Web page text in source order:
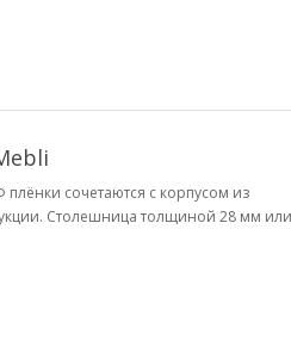
сочетаются с корпусом из
Столешница толщиной 28 мм